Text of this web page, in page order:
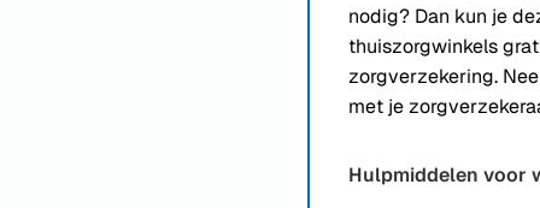
nodig? Dan kun je
thuiszorgwinkels
zorgverzekering.
met je
Hulpmiddelen voor